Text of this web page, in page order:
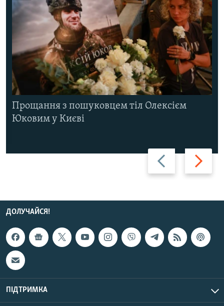
Назад Вперед
Прощання з пошуковцем тіл Олексієм
Юковим у Києві
ДОЛУЧАЙСЯ!
ПІДТРИМКА